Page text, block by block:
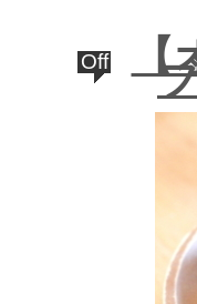
Off